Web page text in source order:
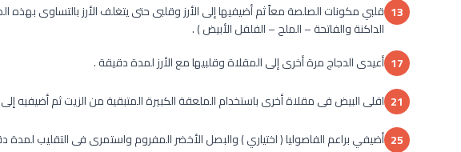
13 قلبي مكونات الصلصة معاً ثم أضيفيها إلى الأرز وقلبى حتى يتغلف الأرز بالتساوى
الداكنة والفاتحة – الملح – الفلفل الأبيض ) .
17 أعيدى الدجاج مرة أخرى إلى المقلاة وقلبيها مع الأرز لمدة دقيقة .
21 اقلى البيض فى مقلاة أخرى باستخدام الملعقة الكبيرة المتبقية من الزيت ثم أضيفيه إلى
25 أضيفي براعم الفاصوليا ( اختياري ) والبصل الأخضر المفروم واستمرى فى التقليب لمدة